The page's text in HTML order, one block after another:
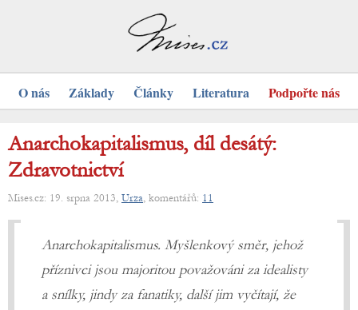
O nás Základy Články Literatura Podpořte nás
Anarchokapitalismus, díl desátý:
Zdravotnictví
Mises.cz: 19. srpna 2013, Urza, komentářů: 11
Anarchokapitalismus. Myšlenkový směr, jehož
příznivci jsou majoritou považováni za idealisty
a snílky, jindy za fanatiky, další jim vyčítají, že